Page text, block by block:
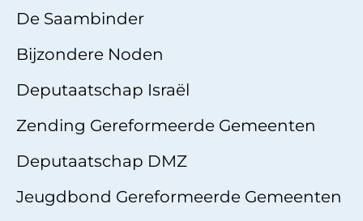
De Saambinder
Bijzondere Noden
Deputaatschap Israël
Zending Gereformeerde Gemeenten
Deputaatschap DMZ
Jeugdbond Gereformeerde Gemeenten